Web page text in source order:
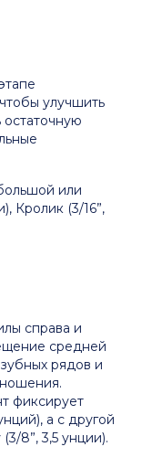
улучшить
или
Кролик (3/16”,
справа и
средней
рядов и
фиксирует
а с другой
8”, 3,5 унции).